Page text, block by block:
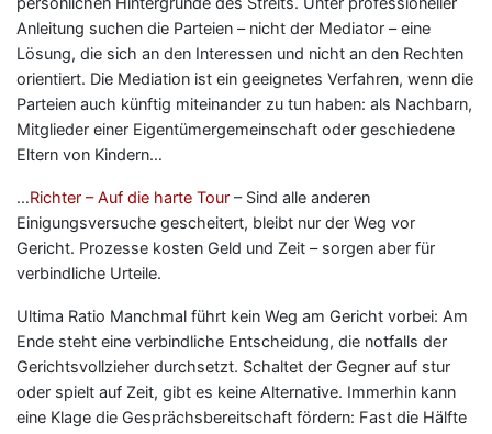
Anleitung suchen die Parteien – nicht der Mediator – eine
Lösung, die sich an den Interessen und nicht an den Rechten
orientiert. Die Mediation ist ein geeignetes Verfahren, wenn die
Parteien auch künftig miteinander zu tun haben: als Nachbarn,
Mitglieder einer Eigentümergemeinschaft oder geschiedene
Eltern von Kindern…
…Richter – Auf die harte Tour – Sind alle anderen
Einigungsversuche gescheitert, bleibt nur der Weg vor
Gericht. Prozesse kosten Geld und Zeit – sorgen aber für
verbindliche Urteile.
Ultima Ratio Manchmal führt kein Weg am Gericht vorbei: Am
Ende steht eine verbindliche Entscheidung, die notfalls der
Gerichtsvollzieher durchsetzt. Schaltet der Gegner auf stur
oder spielt auf Zeit, gibt es keine Alternative. Immerhin kann
eine Klage die Gesprächsbereitschaft fördern: Fast die Hälfte